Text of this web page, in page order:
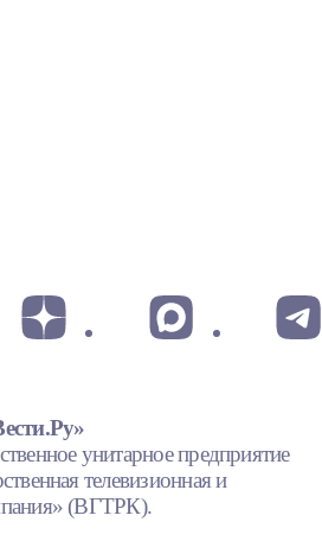
унитарное предприятие
телевизионная и
(ВГТРК).